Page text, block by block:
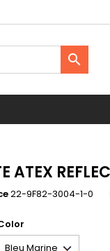
wishlist.

ATEX
22-9F82-3004-1-0